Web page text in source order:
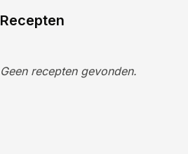
Recepten
Geen recepten gevonden.